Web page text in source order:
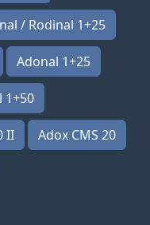
/ Rodinal 1+25
Adonal 1+25
1+50
II Adox CMS 20